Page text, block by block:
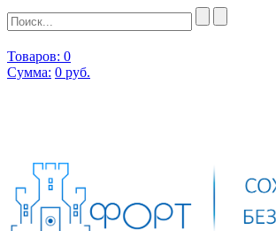
Товаров: 0
Сумма: 0 руб.